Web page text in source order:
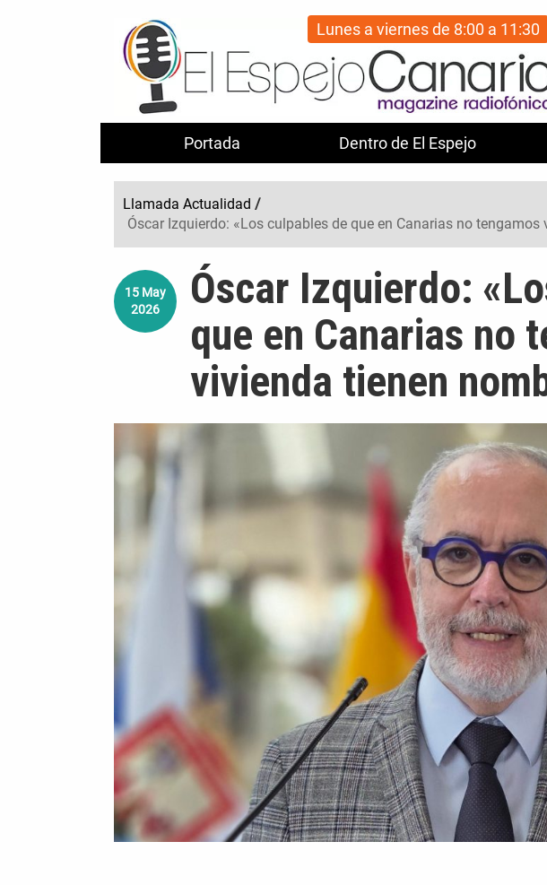
Portada Dentro de El Espejo
Lunes a viernes de 8:00 a 11:30
Llamada Actualidad /
Óscar Izquierdo: «Los culpables de que en Canarias no
15 May
2026
Óscar Izquierdo:
que en Canarias no
vivienda tienen